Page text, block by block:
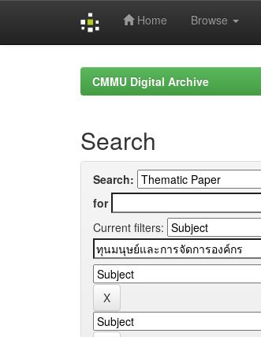
Home Browse
CMMU Digital Archive
Search
Search:
for
Current filters: